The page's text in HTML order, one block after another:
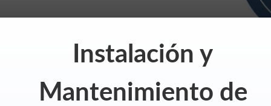
Instalación y
Mantenimiento de